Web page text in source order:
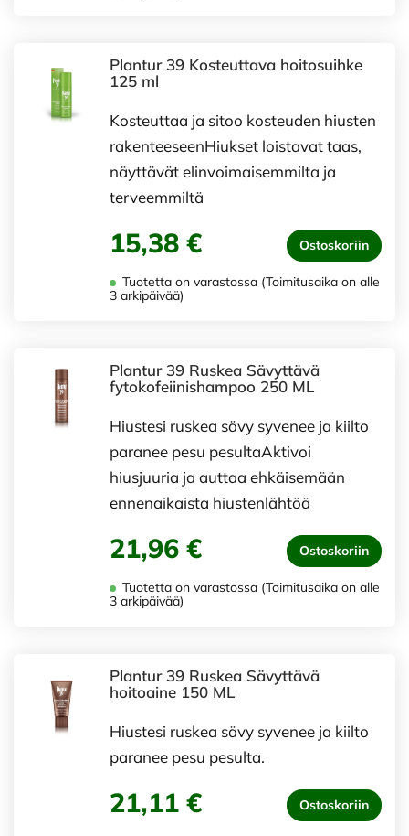
Plantur 39 Kosteuttava hoitosuihke
125 ml
Kosteuttaa ja sitoo kosteuden hiusten
rakenteeseenHiukset loistavat taas,
näyttävät elinvoimaisemmilta ja
terveemmiltä
15,38 € Ostoskoriin
Tuotetta on varastossa (Toimitusaika on alle
3 arkipäivää)
Plantur 39 Ruskea Sävyttävä
fytokofeiinishampoo 250 ML
Hiustesi ruskea sävy syvenee ja kiilto
paranee pesu pesultaAktivoi
hiusjuuria ja auttaa ehkäisemään
ennenaikaista hiustenlähtöä
21,96 € Ostoskoriin
Tuotetta on varastossa (Toimitusaika on alle
3 arkipäivää)
Plantur 39 Ruskea Sävyttävä
hoitoaine 150 ML
Hiustesi ruskea sävy syvenee ja kiilto
paranee pesu pesulta.
21,11 € Ostoskoriin